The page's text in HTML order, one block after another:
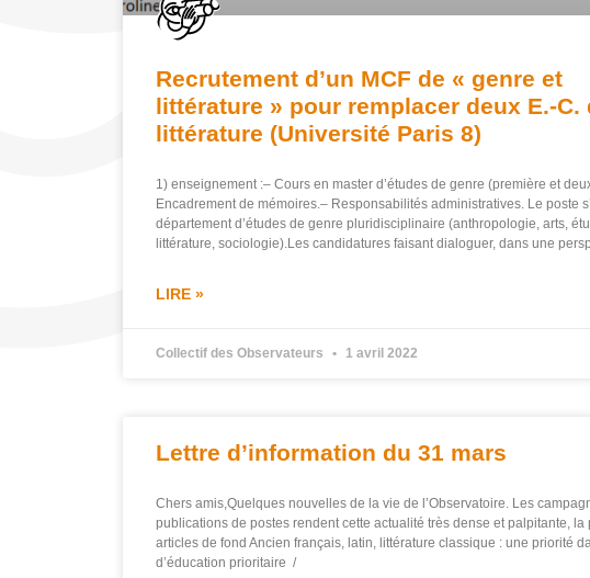
Recrutement d’un MCF de « genre et
littérature » pour remplacer deux E.-C.
littérature (Université Paris 8)
1) enseignement :– Cours en master d’études de genre (première et
Encadrement de mémoires.– Responsabilités administratives. Le poste
département d’études de genre pluridisciplinaire (anthropologie, arts,
littérature, sociologie).Les candidatures faisant dialoguer, dans une
LIRE »
Collectif des Observateurs 1 avril 2022
Lettre d’information du 31 mars
Chers amis,Quelques nouvelles de la vie de l’Observatoire. Les
publications de postes rendent cette actualité très dense et palpitante,
articles de fond Ancien français, latin, littérature classique : une priorité
d’éducation prioritaire /